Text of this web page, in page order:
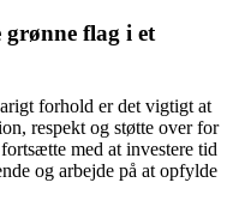
flag i et
forhold er det vigtigt at
respekt og støtte over for
med at investere tid
og arbejde på at opfylde